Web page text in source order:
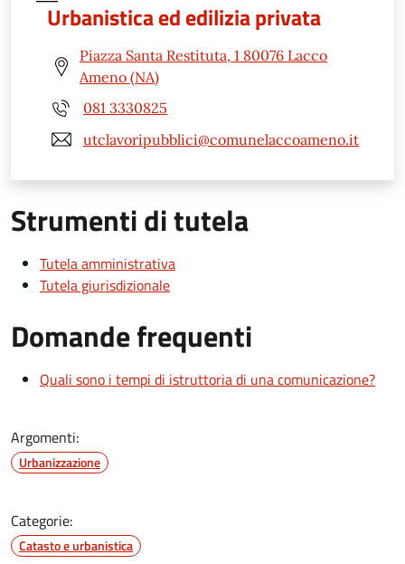
Urbanistica ed edilizia privata
Piazza Santa Restituta, 1 80076 Lacco
Ameno (NA)
081 3330825
utclavoripubblici@comunelaccoameno.it
Strumenti di tutela
Tutela amministrativa
Tutela giurisdizionale
Domande frequenti
Quali sono i tempi di istruttoria di una comunicazione?
Argomenti:
Urbanizzazione
Categorie:
Catasto e urbanistica